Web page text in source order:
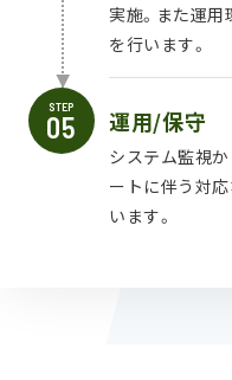
実施。また運
を行います。
STEP 運用/保守
システム監視
ートに伴う対
います。